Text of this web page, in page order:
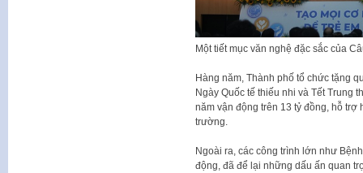
Một tiết mục văn nghệ đặc sắc của
Hàng năm, Thành phố tổ chức tặng
Ngày Quốc tế thiếu nhi và Tết Trung
năm vận động trên 13 tỷ đồng, hỗ
trường.
Ngoài ra, các công trình lớn như
động, đã để lại những dấu ấn quan